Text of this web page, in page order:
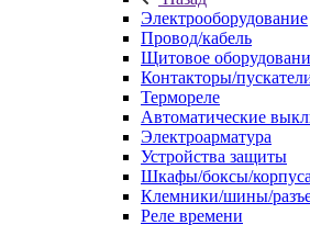
Электрооборудование
Провод/кабель
Щитовое
Контакторы/
Термореле
Автоматические
Электроарматура
Устройства защиты
Шкафы/боксы/корпуса
Клемники/шины/
Реле времени